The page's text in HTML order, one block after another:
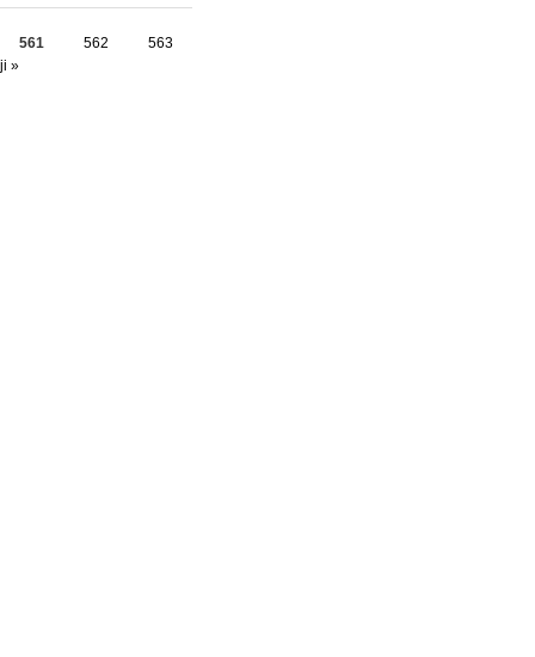
561 562
563
»